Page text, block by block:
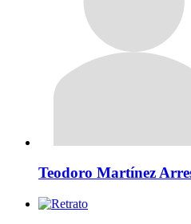
Teodoro Martínez